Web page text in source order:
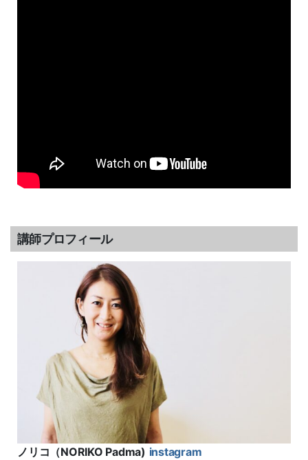
講師プロフィール
ノリコ（NORIKO Padma) instagram